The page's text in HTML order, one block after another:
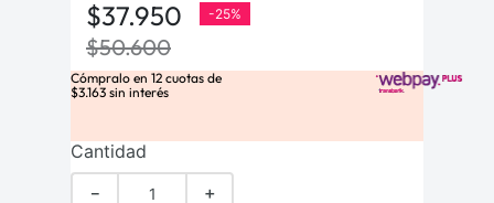
$37.950 -25%
$50.600
Cómpralo en 12 cuotas de
$3.163 sin interés
Cantidad
＋
－